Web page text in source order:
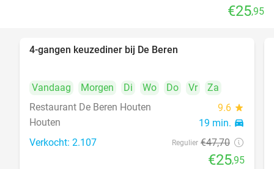
€25,95
4-gangen keuzediner bij De Beren
Vandaag Morgen Di Wo Do Vr
Za
Restaurant De Beren Houten
9.6 star
Houten 19 min. directions_car
Verkocht: 2.107 Regulier €47,70
€25,95